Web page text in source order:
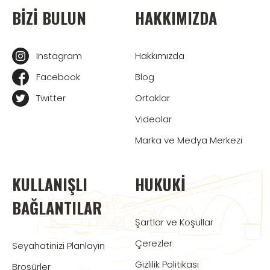
BIZI BULUN
Instagram
Facebook
Twitter
HAKKIMIZDA
Hakkımızda
Blog
Ortaklar
Videolar
Marka ve Medya Merkezi
KULLANIŞLI
BAĞLANTILAR
Seyahatinizi Planlayın
Broşürler
HUKUKI
Şartlar ve Koşullar
Çerezler
Gizlilik Politikası